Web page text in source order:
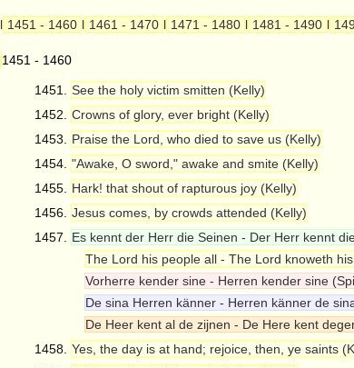
l 1451 - 1460 l 1461 - 1470 l 1471 - 1480 l 1481 - 1490 l
1451 - 1460
1451. See the holy victim smitten (Kelly)
1452. Crowns of glory, ever bright (Kelly)
1453.
Praise the Lord, who died to save us (Kelly)
1454. "Awake, O sword," awake and smite (Kelly)
1455.
Hark! that shout of rapturous joy (Kelly)
1456. Jesus comes, by crowds attended (Kelly)
1457.
Es kennt der Herr die Seinen - Der Herr kennt
The Lord his people all - The Lord knoweth
Vorherre kender sine - Herren kender sine
De sina Herren känner - Herren känner de
De Heer kent al de zijnen - De Here kent
1458. Yes, the day is at hand; rejoice, then, ye saints